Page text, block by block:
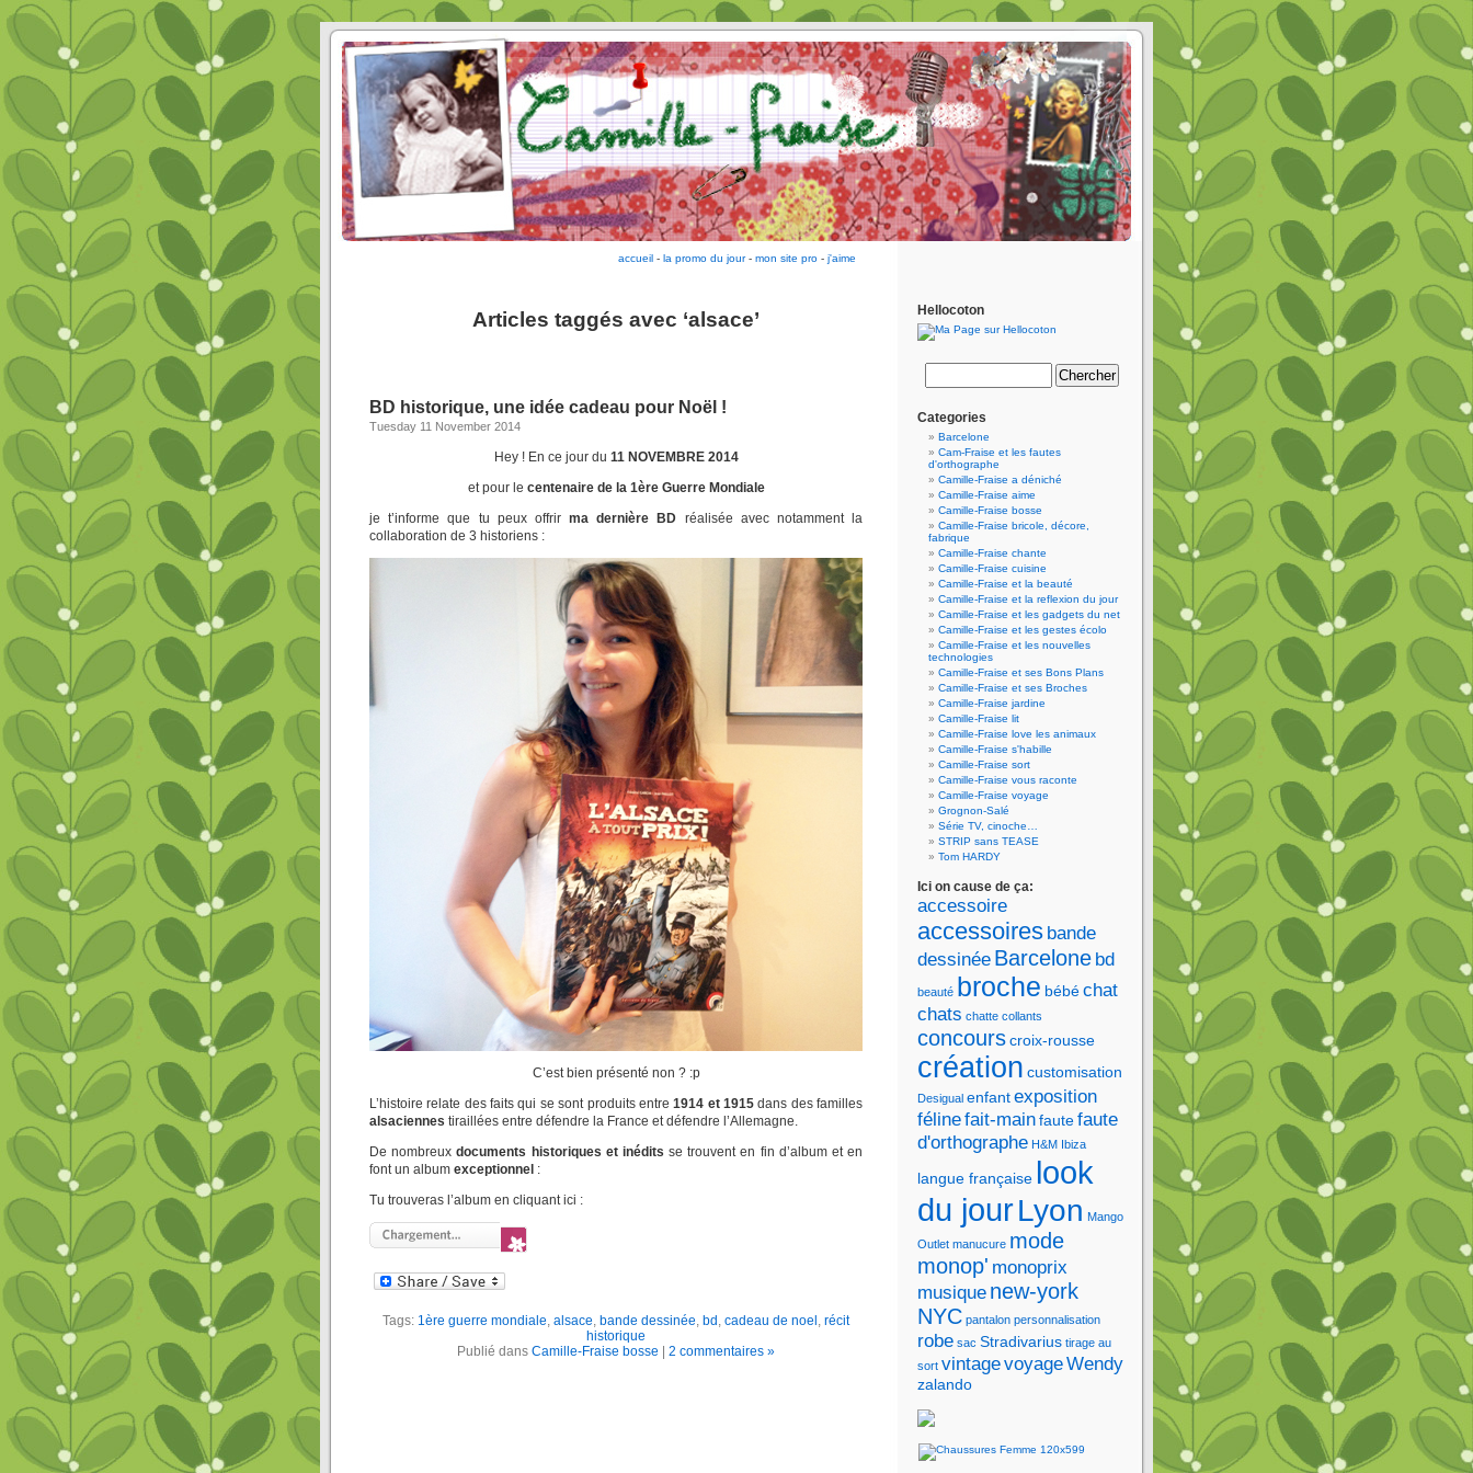
accueil- la promo du jour- mon site pro- j'aime
Articles taggés avec ‘alsace’
BD historique, une idée cadeau pour Noël !
Tuesday 11 November 2014
Hey ! En ce jour du 11 NOVEMBRE 2014
et pour le centenaire de la 1ère Guerre Mondiale
je t’informe que tu peux offrir ma dernière BD réalisée avec notamment la
collaboration de 3 historiens :
C’est bien présenté non ? :p
L’histoire relate des faits qui se sont produits entre1914 et 1915dans des familles
alsaciennes tiraillées entre défendre la France et défendre l’Allemagne.
De nombreuxdocuments historiques et inédits se trouvent en fin d’album et en
font un album exceptionnel :
Tu trouveras l’album en cliquant ici :
Tags: 1ère guerre mondiale, alsace, bande dessinée, bd , cadeau de noel , récit
historique
Publié dans Camille-Fraise bosse 2 commentaires »
Hellocoton
Categories
Barcelone
Cam-Fraise et les fautes
d'orthographe
Camille-Fraise a déniché
Camille-Fraise aime
Camille-Fraise bosse
Camille-Fraise bricole, décore,
fabrique
Camille-Fraise chante
Camille-Fraise cuisine
Camille-Fraise et la beauté
Camille-Fraise et la reflexion du jour
Camille-Fraise et les gadgets du net
Camille-Fraise et les gestes écolo
Camille-Fraise et les nouvelles
technologies
Camille-Fraise et ses Bons Plans
Camille-Fraise et ses Broches
Camille-Fraise jardine
Camille-Fraise lit
Camille-Fraise love les animaux
Camille-Fraise s'habille
Camille-Fraise sort
Camille-Fraise vous raconte
Camille-Fraise voyage
Grognon-Salé
Série TV, cinoche…
STRIP sans TEASE
Tom HARDY
Ici on cause de ça:
accessoire
accessoires bande
dessinée Barcelone bd
beauté broche bébéchat
chats chatte collants
concourscroix-rousse
création customisation
Desigual enfantexposition
félinefait-mainfautefaute
d'orthographe H&M Ibiza
langue française look
du jourLyon Mango
Outlet manucure mode
monop' monoprix
musique new-york
NYC pantalon personnalisation
robe sac Stradivarius tirage au
sort vintagevoyageWendy
zalando